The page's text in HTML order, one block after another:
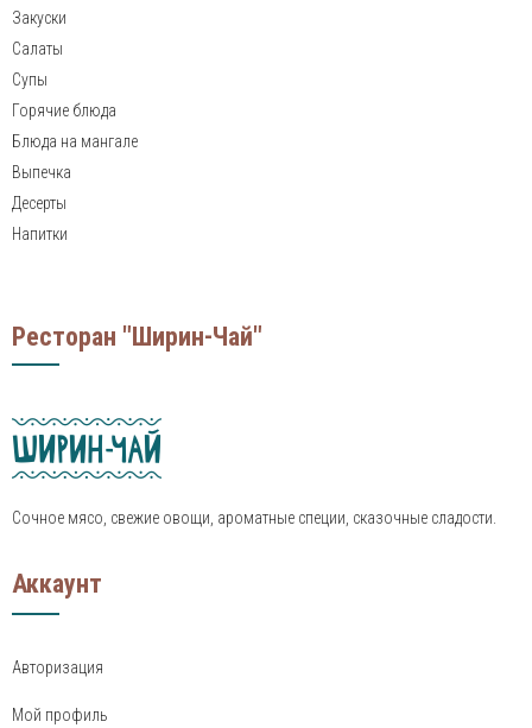
Закуски
Салаты
Супы
Горячие блюда
Блюда на мангале
Выпечка
Десерты
Напитки
Ресторан "Ширин-Чай"
Сочное мясо, свежие овощи, ароматные специи, сказочные сладости.
Аккаунт
Авторизация
Мой профиль